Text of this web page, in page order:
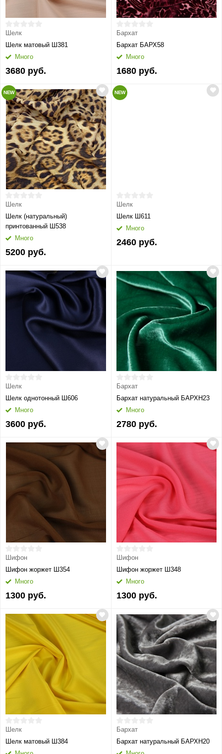
Шелк
Шелк матовый Ш381
Много
3680 руб.
Бархат
Бархат БАРХ58
Много
1680 руб.
NEW
Шелк
Шелк (натуральный)
принтованный Ш538
Много
5200 руб.
NEW
Шелк
Шелк Ш611
Много
2460 руб.
Шелк
Шелк однотонный Ш606
Много
3600 руб.
Бархат
Бархат натуральный БАРХН23
Много
2780 руб.
Шифон
Шифон жоржет Ш354
Много
1300 руб.
Шифон
Шифон жоржет Ш348
Много
1300 руб.
Шелк
Шелк матовый Ш384
Бархат
Бархат натуральный БАРХН20